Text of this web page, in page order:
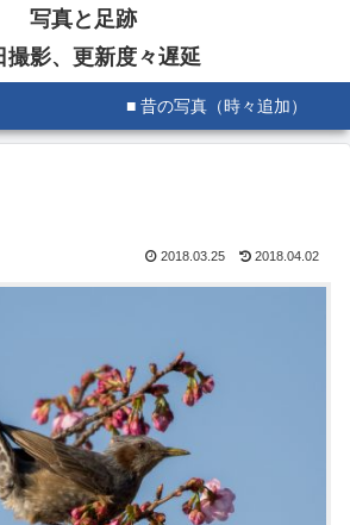
写真と足跡
撮影、更新度々遅延
■ 昔の写真（時々追加）
2018.03.25 2018.04.02